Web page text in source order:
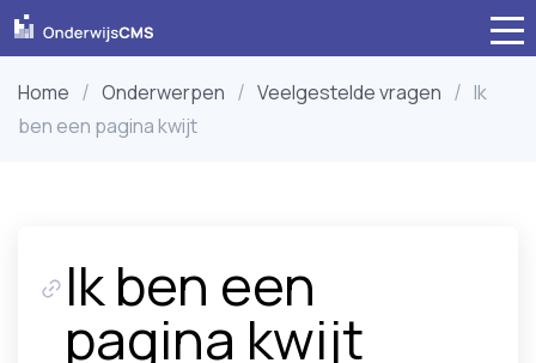
Home Onderwerpen Veelgestelde vragen
Ik
ben een pagina kwijt
Ik ben een
pagina kwijt